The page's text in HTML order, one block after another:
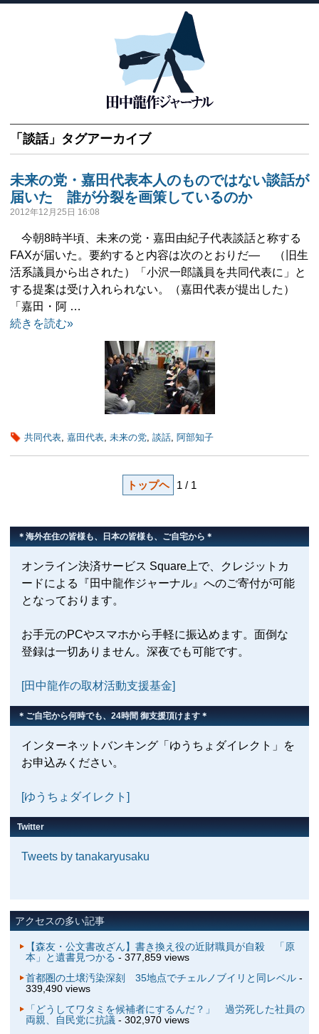
「 談話」タグアーカイブ
未来の党・嘉田代表本人のものではない談話が
届いた 誰が分裂を画策しているのか
2012年12月25日 16:08
今朝8時半頃、未来の党・嘉田由紀子代表談話と称する
FAXが届いた。要約すると内容は次のとおりだ― （旧生
活系議員から出された）「小沢一郎議員を共同代表に」と
する提案は受け入れられない。（嘉田代表が提出した）
「嘉田・阿 …
続きを読む»
共同代表, 嘉田代表, 未来の党, 談話, 阿部知子
トップヘ 1 / 1
＊海外在住の皆様も、日本の皆様も、ご自宅から＊
オンライン決済サービス Square上で、クレジットカ
ードによる『田中龍作ジャーナル』へのご寄付が可能
となっております。
お手元のPCやスマホから手軽に振込めます。面倒な
登録は一切ありません。深夜でも可能です。
[田中龍作の取材活動支援基金]
＊ご自宅から何時でも、24時間 御支援頂けます＊
インターネットバンキング「ゆうちょダイレクト」を
お申込みください。
[ゆうちょダイレクト]
Twitter
Tweets by tanakaryusaku
アクセスの多い記事
【森友・公文書改ざん】書き換え役の近財職員が自殺 「原
本」と遺書見つかる - 377,859 views
首都圏の土壌汚染深刻 35地点でチェルノブイリと同レベル-
339,490 views
「どうしてワタミを候補者にするんだ？」 過労死した社員の
両親、自民党に抗議- 302,970 views